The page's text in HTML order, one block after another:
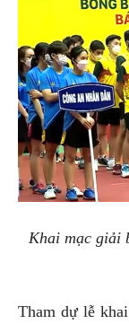
Khai mạc giải
Tham dự lễ